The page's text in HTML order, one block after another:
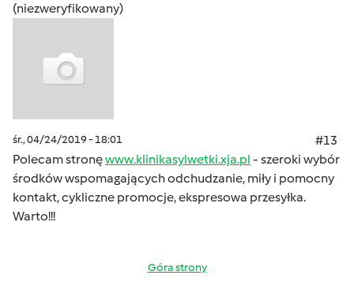
(niezweryfikowany)
śr., 04/24/2019 - 18:01
#13
Polecam stronęwww.klinikasylwetki.xja.pl - szeroki wybór
środków wspomagających odchudzanie, miły i pomocny
kontakt, cykliczne promocje, ekspresowa przesyłka.
Warto!!!
Góra strony